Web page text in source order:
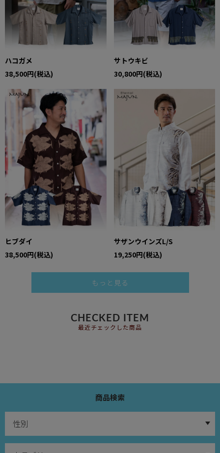
ハコガメ
38,500円(税込)
サトウキビ
30,800円(税込)
ヒブダイ
38,500円(税込)
サザンウインズL/S
19,250円(税込)
もっと見る
CHECKED ITEM
最近チェックした商品
商品検索